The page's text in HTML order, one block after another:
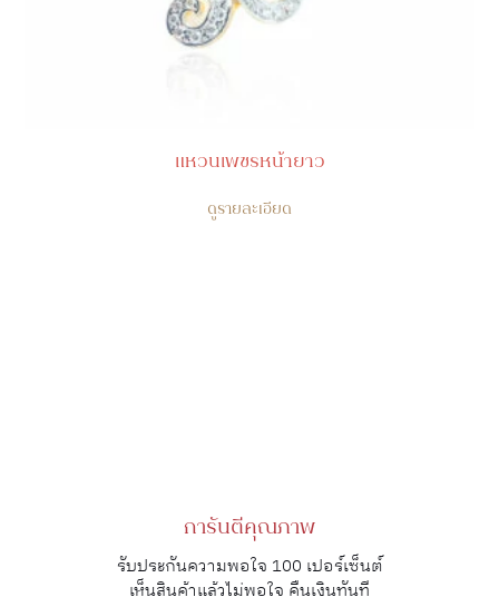
แหวนเพชรหน้ายาว
ดูรายละเอียด
การันตีคุณภาพ
รับประกันความพอใจ 100 เปอร์เซ็นต์
เห็นสินค้าแล้วไม่พอใจ คืนเงินทันที